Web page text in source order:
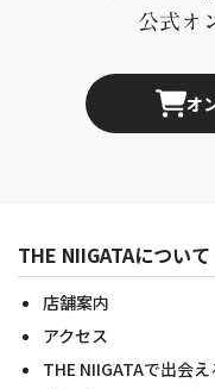
公式オ
オ
THE NIIGATAについて
店舗案内
アクセス
THE NIIGATAで出会